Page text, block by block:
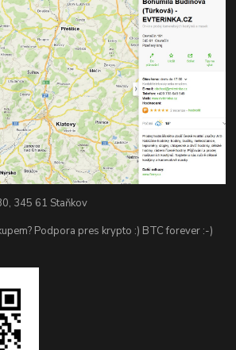
345 61 Staňkov
Podpora pres krypto :) BTC forever :-)